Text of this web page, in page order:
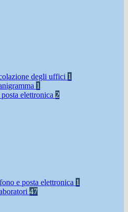
degli uffici 1
1
elettronica 2
e posta elettronica 1
47